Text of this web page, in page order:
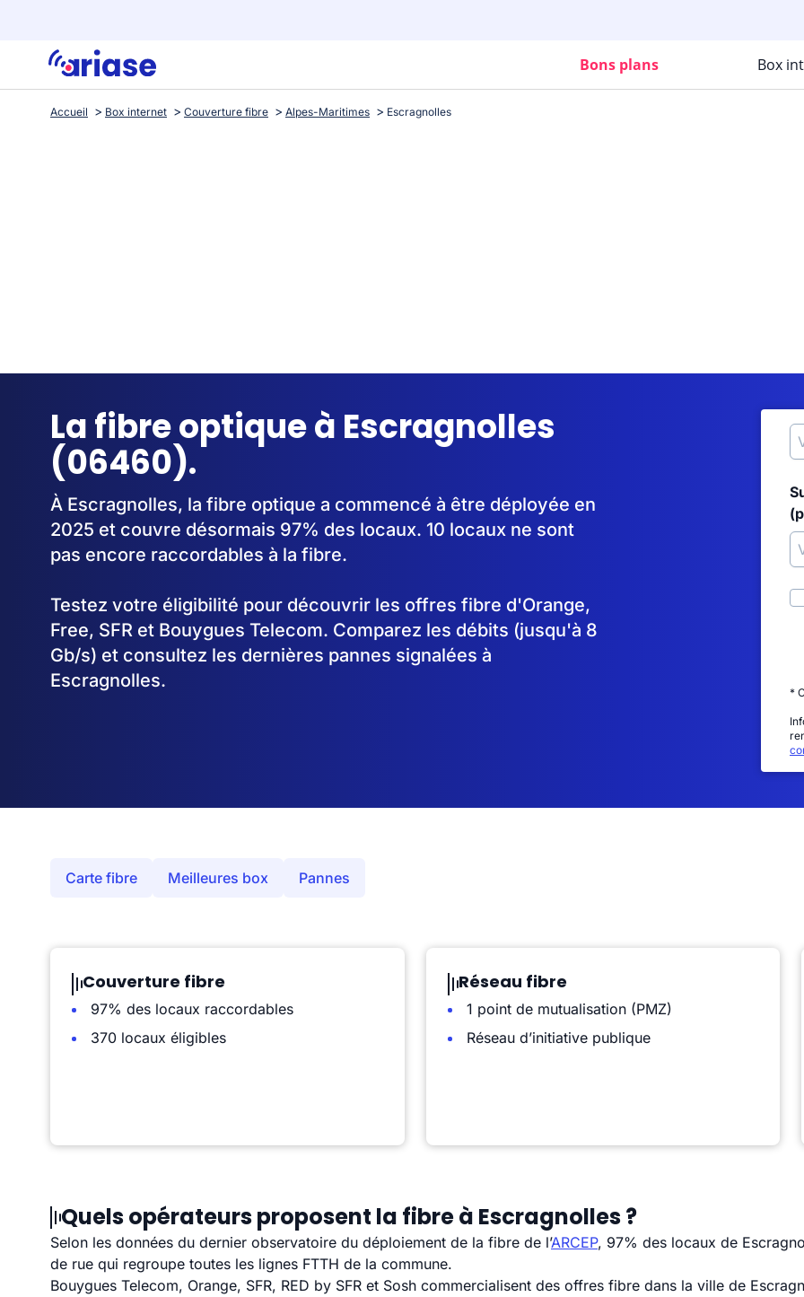
Bons plans Box
Accueil Box internet Couverture fibre Alpes-Maritimes Escragnolles
La fibre optique à Escragnolles
(06460).
À Escragnolles, la fibre optique a commencé à être déployée en
2025 et couvre désormais 97% des locaux. 10 locaux ne sont
pas encore raccordables à la fibre.
Testez votre éligibilité pour découvrir les offres fibre d'Orange,
Free, SFR et Bouygues Telecom. Comparez les débits (jusqu'à 8
Gb/s) et consultez les dernières pannes signalées à
Escragnolles.
*
Carte fibre Meilleures box Pannes
Couverture fibre
97% des locaux raccordables
370 locaux éligibles
Réseau fibre
1 point de mutualisation (PMZ)
Réseau d’initiative publique
Quels opérateurs proposent la fibre à Escragnolles ?
Selon les données du dernier observatoire du déploiement de la fibre de l’ARCEP, 97% des locaux de
de rue qui regroupe toutes les lignes FTTH de la commune.
Bouygues Telecom, Orange, SFR, RED by SFR et Sosh commercialisent des offres fibre dans la ville de